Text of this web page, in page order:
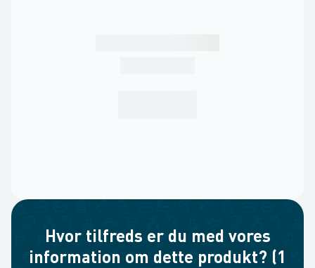
Hvor tilfreds er du med vores
information om dette produkt? (1